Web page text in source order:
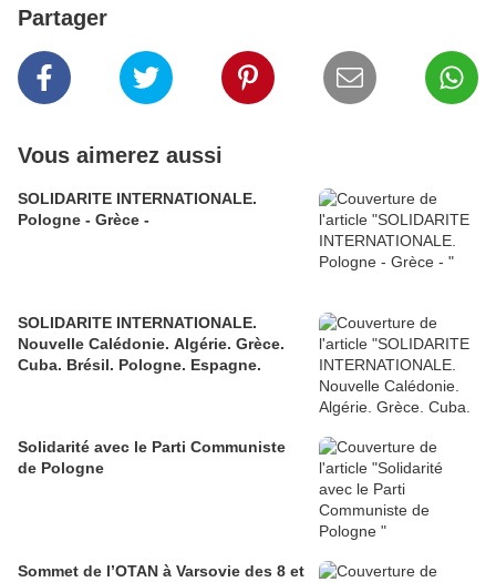
Partager
Vous aimerez aussi
SOLIDARITE INTERNATIONALE.
Pologne - Grèce -
SOLIDARITE INTERNATIONALE.
Nouvelle Calédonie. Algérie. Grèce.
Cuba. Brésil. Pologne. Espagne.
Solidarité avec le Parti Communiste
de Pologne
Sommet de l’OTAN à Varsovie des 8 et